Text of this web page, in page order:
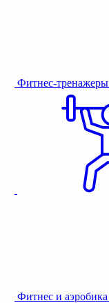
Фитнес-тренажеры
Фитнес и аэробика